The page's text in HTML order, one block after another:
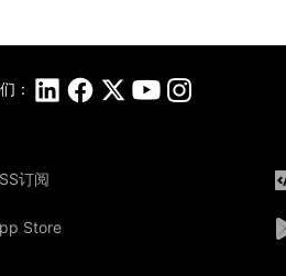
：
订阅
Store